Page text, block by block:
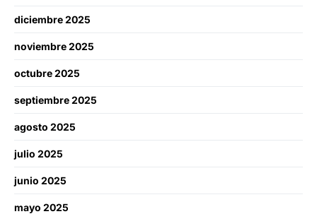
diciembre 2025
noviembre 2025
octubre 2025
septiembre 2025
agosto 2025
julio 2025
junio 2025
mayo 2025